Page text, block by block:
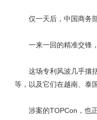
仅一天后，中国商务
一来一回的精准交锋
这场专利风波几乎攘
等，以及它们在越南、泰
涉案的TOPCon，也